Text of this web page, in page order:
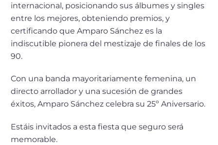
internacional, posicionando sus álbumes y singles
entre los mejores, obteniendo premios, y
certificando que Amparo Sánchez es la
indiscutible pionera del mestizaje de finales de los
90.
Con una banda mayoritariamente femenina, un
directo arrollador y una sucesión de grandes
éxitos, Amparo Sánchez celebra su 25º Aniversario.
Estáis invitados a esta fiesta que seguro será
memorable.